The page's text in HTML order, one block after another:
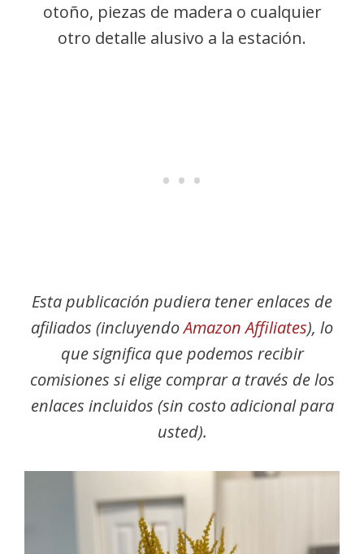
otoño, piezas de madera o cualquier
otro detalle alusivo a la estación.
Esta publicación pudiera tener enlaces de
afiliados (incluyendoAmazon Affiliates), lo
que significa que podemos recibir
comisiones si elige comprar a través de los
enlaces incluidos (sin costo adicional para
usted).